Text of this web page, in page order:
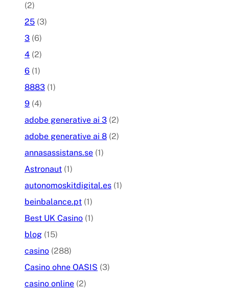
(2)
25 (3)
3 (6)
4 (2)
6 (1)
8883 (1)
9 (4)
adobe generative ai 3 (2)
adobe generative ai 8 (2)
annasassistans.se (1)
Astronaut (1)
autonomoskitdigital.es (1)
beinbalance.pt (1)
Best UK Casino (1)
blog (15)
casino (288)
Casino ohne OASIS (3)
casino online (2)